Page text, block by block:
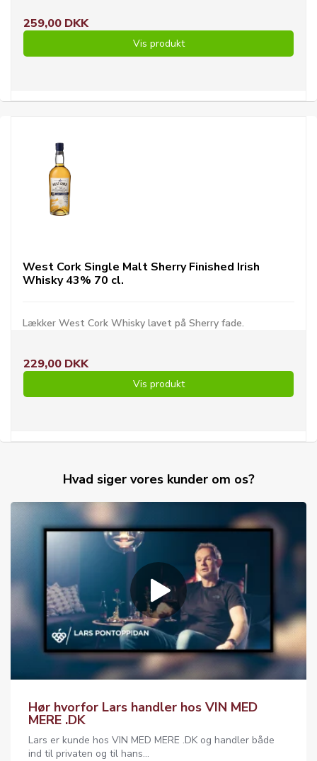
259,00 DKK
Vis produkt
West Cork Single Malt Sherry Finished Irish
Whisky 43% 70 cl.
Lækker West Cork Whisky lavet på Sherry fade.
229,00 DKK
Vis produkt
Hvad siger vores kunder om os?
Hør hvorfor Lars handler hos VIN MED
MERE .DK
Lars er kunde hos VIN MED MERE .DK og handler både
ind til privaten og til hans...